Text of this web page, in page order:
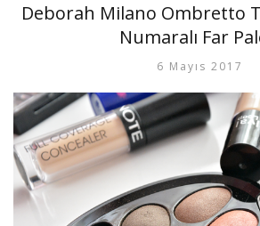
Deborah Milano Ombretto
Numaralı Far
6 Mayıs 2017